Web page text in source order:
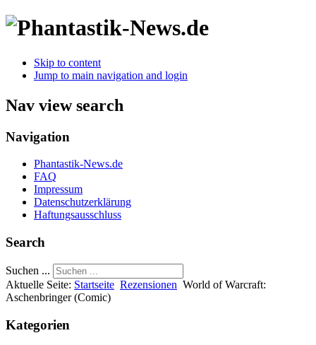
Skip to content
Jump to main navigation and login
Nav view search
Navigation
Phantastik-News.de
FAQ
Impressum
Datenschutzerklärung
Haftungsausschluss
Search
Suchen ...
Aktuelle Seite: Startseite Rezensionen World of Warcraft:
Aschenbringer (Comic)
Kategorien